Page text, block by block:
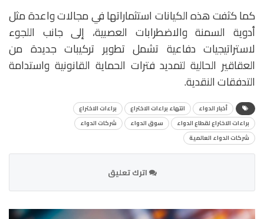
كما كثفت هذه الكيانات استثماراتها في مجالات واعدة مثل
أدوية السمنة والاضطرابات العصبية، إلى جانب اللجوء
لاستراتيجيات دفاعية تشمل تطوير تركيبات جديدة من
العقاقير الحالية لتمديد فترات الحماية القانونية واستدامة
التدفقات النقدية.
أخبار الدواء انتهاء براءات الاختراع
براءات الاختراع
براءات الاختراع لقطاع الدواء
سوق الدواء
شركات الدواء
شركات الدواء العالمية
اترك تعليق